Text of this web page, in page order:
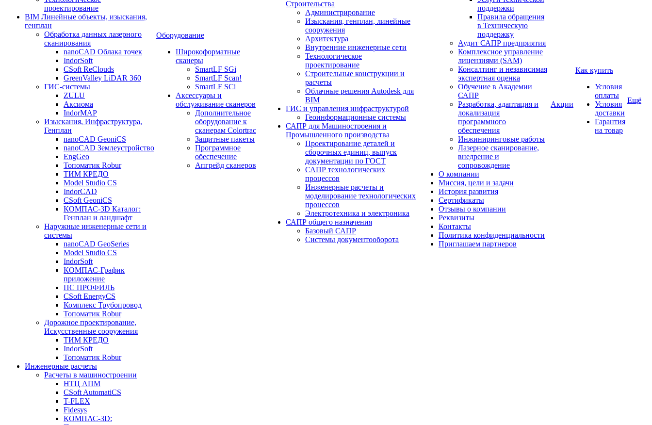
проектирование
BIM Линейные объекты, изыскания,
генплан
Обработка данных лазерного
сканирования
nanoCAD Облака точек
IndorSoft
CSoft ReClouds
GreenValley LiDAR 360
ГИС-системы
ZULU
Аксиома
IndorMAP
Изыскания, Инфраструктура,
Генплан
nanoCAD GeoniCS
nanoCAD Землеустройство
EngGeo
Топоматик Robur
ТИМ КРЕДО
Model Studio CS
IndorCAD
CSoft GeoniCS
КОМПАС-3D Каталог:
Генплан и ландшафт
Наружные инженерные сети и
системы
nanoCAD GeoSeries
Model Studio CS
IndorSoft
КОМПАС-График
приложение
ПС ПРОФИЛЬ
CSoft EnergyCS
Комплекс Трубопровод
Топоматик Robur
Дорожное проектирование,
Искусственные сооружения
ТИМ КРЕДО
IndorSoft
Топоматик Robur
Инженерные расчеты
Расчеты в машиностроении
НТЦ АПМ
CSoft AutomatiCS
T-FLEX
Fidesys
КОМПАС-3D:
Оборудование
Широкоформатные
сканеры
SmartLF SGi
SmartLF Scan!
SmartLF SCi
Аксессуары и
обслуживание сканеров
Дополнительное
оборудование к
сканерам Colortrac
Защитные пакеты
Программное
обеспечение
Апгрейд сканеров
Строительства
Администрирование
Изыскания, генплан, линейные
сооружения
Архитектура
Внутренние инженерные сети
Технологическое
проектирование
Строительные конструкции и
расчеты
Облачные решения Autodesk для
BIM
ГИС и управления инфраструктурой
Геоинформационные системы
САПР для Машиностроения и
Промышленного производства
Проектирование деталей и
сборочных единиц, выпуск
документации по ГОСТ
САПР технологических
процессов
Инженерные расчеты и
моделирование технологических
процессов
Электротехника и электроника
САПР общего назначения
Базовый САПР
Системы документооборота
поддержки
Правила обращения
в Техническую
поддержку
Аудит САПР предприятия
Комплексное управление
лицензиями (SAM)
Консалтинг и независимая
экспертная оценка
Обучение в Академии
САПР
Разработка, адаптация и
локализация
программного
обеспечения
Инжиниринговые работы
Лазерное сканирование,
внедрение и
сопровождение
О компании
Миссия, цели и задачи
История развития
Сертификаты
Отзывы о компании
Реквизиты
Контакты
Политика конфиденциальности
Приглашаем партнеров
Акции
Как купить
Условия
оплаты
Условия
доставки
Гарантия
на товар
Ещё